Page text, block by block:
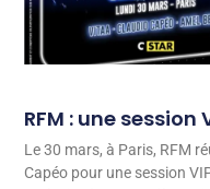
RFM : une session
Le 30 mars, à Paris, RFM
Capéo pour une session